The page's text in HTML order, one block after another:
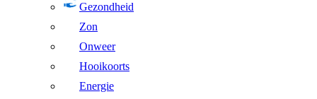
Gezondheid
Zon
Onweer
Hooikoorts
Energie